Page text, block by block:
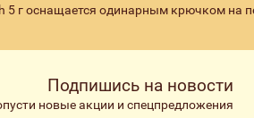
5 г оснащается одинарным крючком на
Подпишись на новости
новые акции и спецпредложения